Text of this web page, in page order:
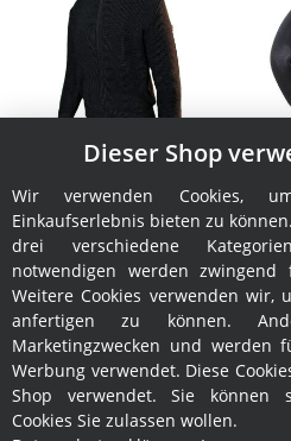
Jacke Leuchtfeuer
Admiral
139,95 € *
Dieser Shop
Wir verwenden Cookies,
Einkaufserlebnis bieten zu
drei verschiedene
notwendigen werden
Weitere Cookies verwenden wir,
anfertigen zu können.
Marketingzwecken und werden
Werbung verwendet. Diese
Shop verwendet. Sie können
Cookies Sie zulassen wollen.